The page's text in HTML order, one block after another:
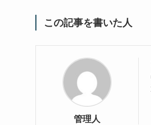
この記事を書いた人
管理人